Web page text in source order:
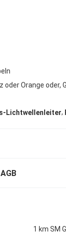
oder Orange oder,
Lichtwellenleiter,
1 km SM